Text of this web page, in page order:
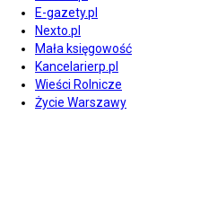
E-gazety.pl
Nexto.pl
Mała księgowość
Kancelarierp.pl
Wieści Rolnicze
Życie Warszawy